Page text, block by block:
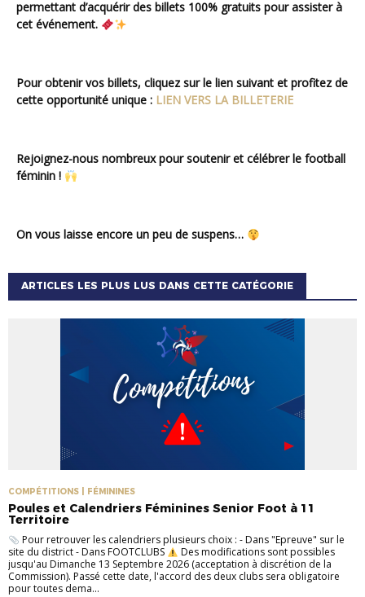
permettant d’acquérir des billets 100% gratuits pour assister à
cet événement.
Pour obtenir vos billets, cliquez sur le lien suivant et profitez de
cette opportunité unique : LIEN VERS LA BILLETERIE
Rejoignez-nous nombreux pour soutenir et célébrer le football
féminin !
On vous laisse encore un peu de suspens…
ARTICLES LES PLUS LUS DANS CETTE CATÉGORIE
COMPÉTITIONS | FÉMININES
Poules et Calendriers Féminines Senior Foot à 11
Territoire
Pour retrouver les calendriers plusieurs choix : - Dans "Epreuve" sur le
site du district - Dans FOOTCLUBS
Des modifications sont possibles
jusqu'au Dimanche 13 Septembre 2026 (acceptation à discrétion de la
Commission). Passé cette date, l'accord des deux clubs sera obligatoire
pour toutes dema...